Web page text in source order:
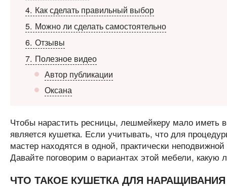
4 Как сделать правильный выбор
5 Можно ли сделать самостоятельно
6 Отзывы
7 Полезное видео
Автор публикации
Оксана
Чтобы нарастить ресницы, лешмейкеру мало
является кушетка. Если учитывать, что для
мастер находятся в одной, практически
Давайте поговорим о вариантах этой мебели, какую
ЧТО ТАКОЕ КУШЕТКА ДЛЯ